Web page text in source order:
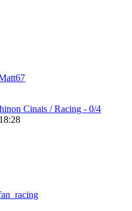
Cinais / Racing - 0/4